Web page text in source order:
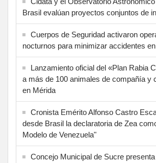
Brasil evalúan proyectos conjuntos de
Cuerpos de Seguridad activaron
nocturnos para minimizar accidentes
Lanzamiento oficial del «Plan Rabia
a más de 100 animales de compañía y
en Mérida
Cronista Emérito Alfonso Castro
desde Brasil la declaratoria de Zea
Modelo de Venezuela"
Concejo Municipal de Sucre